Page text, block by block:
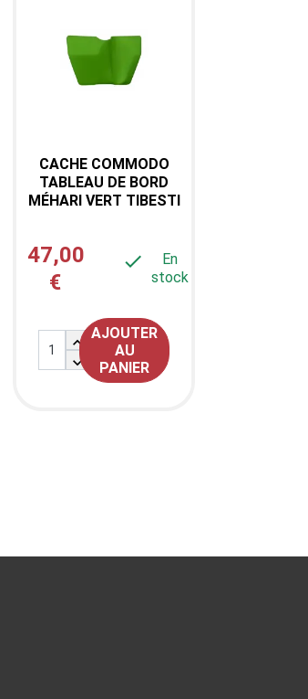
 Aperçu rapide
Ref : 11-395
CACHE COMMODO
TABLEAU DE BORD
MÉHARI VERT TIBESTI
47,00
€

En
stock


AJOUTER
AU
PANIER